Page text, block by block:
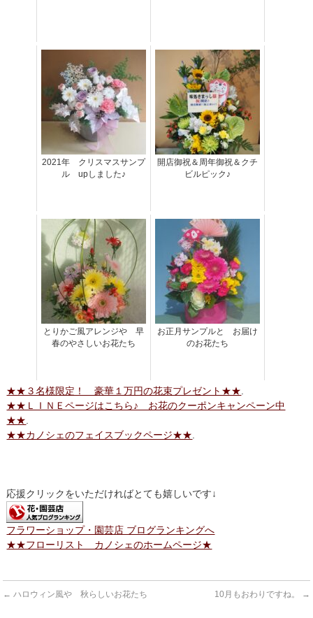
2021年 クリスマスサンプ
ル upしました♪
開店御祝＆周年御祝＆クチ
ビルピック♪
とりかご風アレンジや 早
春のやさしいお花たち
お正月サンプルと お届け
のお花たち
★★３名様限定！ 豪華１万円の花束プレゼント★★
★★ＬＩＮＥページはこちら♪ お花のクーポンキャンペーン中
★★
★★カノシェのフェイスブックページ★★
応援クリックをいただければとても嬉しいです↓
フラワーショップ・園芸店 ブログランキングへ
★★フローリスト カノシェのホームページ★
← ハロウィン風や 秋らしいお花たち 10月もおわりですね。 →